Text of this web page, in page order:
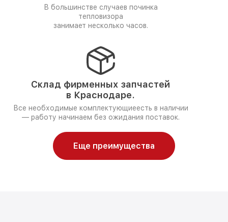
В большинстве случаев починка
тепловизора
занимает несколько часов.
Склад фирменных запчастей
в Краснодаре.
Все необходимые комплектующиеесть в наличии
— работу начинаем без ожидания поставок.
Еще преимущества